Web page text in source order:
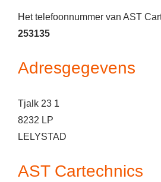
Het telefoonnummer van AST
253135
Adresgegevens
Tjalk 23 1
8232 LP
LELYSTAD
AST Cartechnics